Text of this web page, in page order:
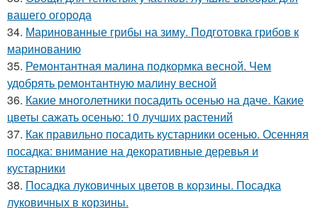
вашего огорода
34. Маринованные грибы на зиму. Подготовка грибов к
маринованию
35. Ремонтантная малина подкормка весной. Чем
удобрять ремонтантную малину весной
36. Какие многолетники посадить осенью на даче. Какие
цветы сажать осенью: 10 лучших растений
37. Как правильно посадить кустарники осенью. Осенняя
посадка: внимание на декоративные деревья и
кустарники
38. Посадка луковичных цветов в корзины. Посадка
луковичных в корзины.